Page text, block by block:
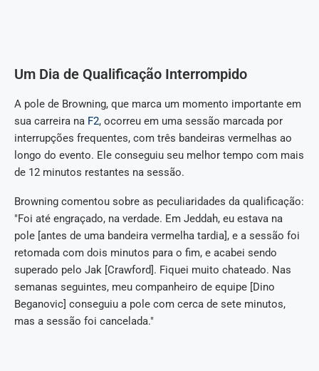
Um Dia de Qualificação Interrompido
A pole de Browning, que marca um momento importante em
sua carreira na F2, ocorreu em uma sessão marcada por
interrupções frequentes, com três bandeiras vermelhas ao
longo do evento. Ele conseguiu seu melhor tempo com mais
de 12 minutos restantes na sessão.
Browning comentou sobre as peculiaridades da qualificação:
"Foi até engraçado, na verdade. Em Jeddah, eu estava na
pole [antes de uma bandeira vermelha tardia], e a sessão foi
retomada com dois minutos para o fim, e acabei sendo
superado pelo Jak [Crawford]. Fiquei muito chateado. Nas
semanas seguintes, meu companheiro de equipe [Dino
Beganovic] conseguiu a pole com cerca de sete minutos,
mas a sessão foi cancelada."